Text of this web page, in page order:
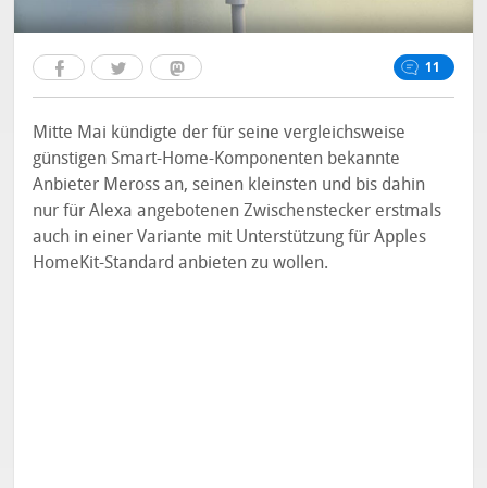
11
Mitte Mai kündigte der für seine vergleichsweise
günstigen Smart-Home-Komponenten bekannte
Anbieter Meross an, seinen kleinsten und bis dahin
nur für Alexa angebotenen Zwischenstecker erstmals
auch in einer Variante mit Unterstützung für Apples
HomeKit-Standard anbieten zu wollen.